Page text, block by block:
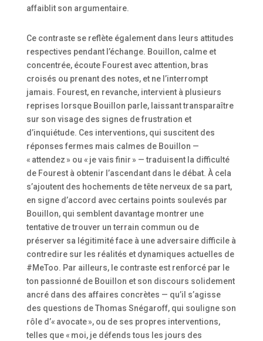
affaiblit son argumentaire.
Ce contraste se reflète également dans leurs attitudes
respectives pendant l’échange. Bouillon, calme et
concentrée, écoute Fourest avec attention, bras
croisés ou prenant des notes, et ne l’interrompt
jamais. Fourest, en revanche, intervient à plusieurs
reprises lorsque Bouillon parle, laissant transparaître
sur son visage des signes de frustration et
d’inquiétude. Ces interventions, qui suscitent des
réponses fermes mais calmes de Bouillon —
« attendez » ou « je vais finir » — traduisent la difficulté
de Fourest à obtenir l’ascendant dans le débat. À cela
s’ajoutent des hochements de tête nerveux de sa part,
en signe d’accord avec certains points soulevés par
Bouillon, qui semblent davantage montrer une
tentative de trouver un terrain commun ou de
préserver sa légitimité face à une adversaire difficile à
contredire sur les réalités et dynamiques actuelles de
#MeToo. Par ailleurs, le contraste est renforcé par le
ton passionné de Bouillon et son discours solidement
ancré dans des affaires concrètes — qu’il s’agisse
des questions de Thomas Snégaroff, qui souligne son
rôle d’« avocate », ou de ses propres interventions,
telles que « moi, je défends tous les jours des